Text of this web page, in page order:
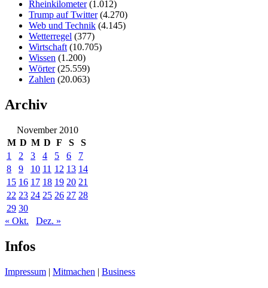
Rheinkilometer(1.012)
Trump auf Twitter(4.270)
Web und Technik (4.145)
Wetterregel (377)
Wirtschaft (10.705)
Wissen (1.200)
Wörter(25.559)
Zahlen (20.063)
Archiv
November 2010
M D M D F S
S
1
2 3 4 5 6
7
8
9 10 11 12 13 14
15 16 17 18 19 20 21
22 23 24 25 26 27 28
29 30
« Okt.
Dez. »
Infos
Impressum | Mitmachen | Business